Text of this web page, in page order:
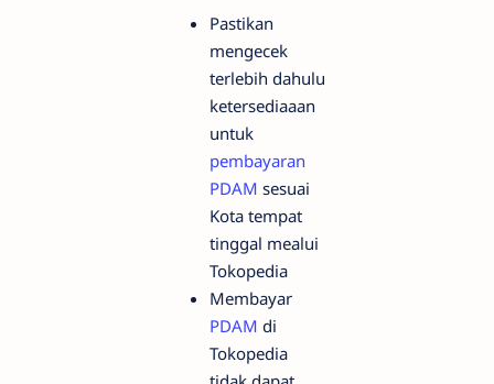
Pastikan
mengecek
terlebih dahulu
ketersediaaan
untuk
pembayaran
PDAM sesuai
Kota tempat
tinggal mealui
Tokopedia
Membayar
PDAM di
Tokopedia